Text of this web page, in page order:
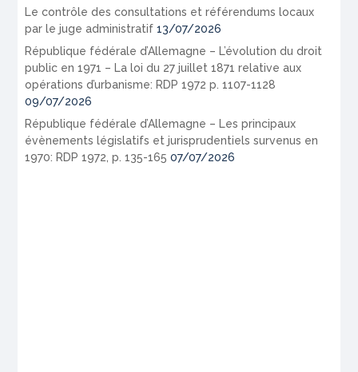
Le contrôle des consultations et référendums locaux
par le juge administratif 13/07/2026
République fédérale d’Allemagne – L’évolution du droit
public en 1971 – La loi du 27 juillet 1871 relative aux
opérations d’urbanisme: RDP 1972 p. 1107-1128
09/07/2026
République fédérale d’Allemagne – Les principaux
évènements législatifs et jurisprudentiels survenus en
1970: RDP 1972, p. 135-165 07/07/2026